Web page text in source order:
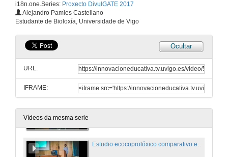
i18n.one.Series: Proxecto DivulGATE 2017
Alejandro Pamies Castellano
Estudante de Bioloxía, Universidade de Vigo
Ocultar
URL:
IFRAME:
Vídeos da mesma serie
Biocombustibles
Un futuro renovable
3 de abr. de 2017
Biocombustibles. Quenda de cuestións
Un futuro renovable
3 de abr. de 2017
Estudio ecocoprolóxico comparativo entre parásitos intestinales de équidos
Estudio ecocoprolóxico comparativo entre parásitos intestinales de équidos. Quenda de cuestións